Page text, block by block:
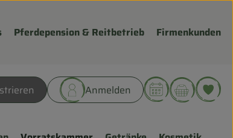
Pferdepension & Reitbetrieb Firmenkunden
Anmelden